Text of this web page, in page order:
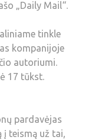
„Daily Mail“.
tinkle
kompanijoje
autoriumi.
17 tūkst.
pardavėjas
į teismą už tai,